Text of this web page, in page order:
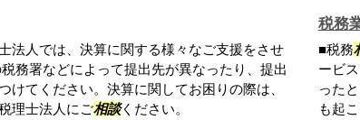
法人では、決算に関する様々なご支援をさせ
務署などによって提出先が異なったり、提出
けてください。決算に関してお困りの際は、
理士法人にご相談ください。
税務
■税務
ービ
った
も起